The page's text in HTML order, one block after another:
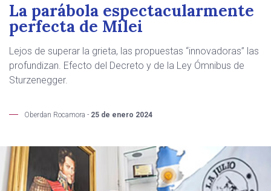
La parábola espectacularmente
perfecta de Milei
Lejos de superar la grieta, las propuestas “innovadoras” las
profundizan. Efecto del Decreto y de la Ley Ómnibus de
Sturzenegger.
Oberdan Rocamora - 25 de enero 2024